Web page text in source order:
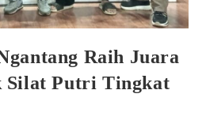
Raih Juara
Silat Putri Tingkat